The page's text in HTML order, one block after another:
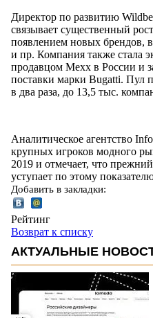
Директор по развитию
связывает существенный
появлением новых брендов,
и пр. Компания также стала
продавцом Mexx в России и
поставки марки Bugatti. Пул
в два раза, до 13,5 тыс.
Аналитическое агентство
крупных игроков модного
2019 и отмечает, что
уступает по этому
Добавить в закладки:
Рейтинг
Возврат к списку
АКТУАЛЬНЫЕ